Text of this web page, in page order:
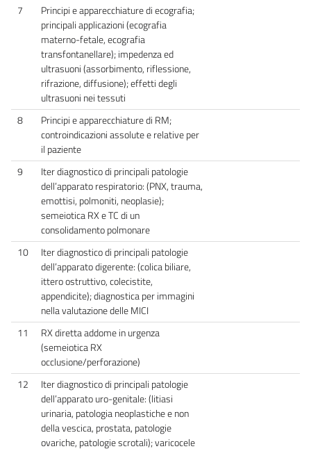
7
Principi e apparecchiature di ecografia;
principali applicazioni (ecografia
materno-fetale, ecografia
transfontanellare); impedenza ed
ultrasuoni (assorbimento, riflessione,
rifrazione, diffusione); effetti degli
ultrasuoni nei tessuti
8
Principi e apparecchiature di RM;
controindicazioni assolute e relative per
il paziente
9
Iter diagnostico di principali patologie
dell’apparato respiratorio: (PNX, trauma,
emottisi, polmoniti, neoplasie);
semeiotica RX e TC di un
consolidamento polmonare
10
Iter diagnostico di principali patologie
dell’apparato digerente: (colica biliare,
ittero ostruttivo, colecistite,
appendicite); diagnostica per immagini
nella valutazione delle MICI
11
RX diretta addome in urgenza
(semeiotica RX
occlusione/perforazione)
12
Iter diagnostico di principali patologie
dell’apparato uro-genitale: (litiasi
urinaria, patologia neoplastiche e non
della vescica, prostata, patologie
ovariche, patologie scrotali); varicocele